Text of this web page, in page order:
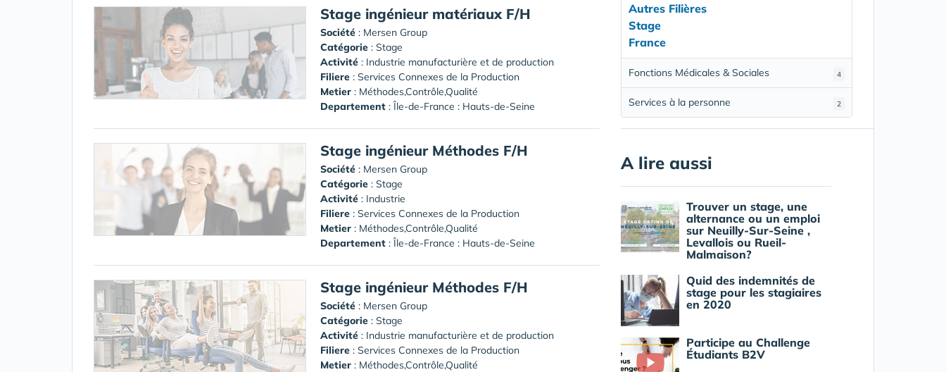
Stage ingénieur matériaux F/H
Société : Mersen Group
Catégorie : Stage
Activité : Industrie manufacturière et de production
Filiere : Services Connexes de la Production
Metier : Méthodes,Contrôle,Qualité
Departement : Île-de-France : Hauts-de-Seine
Stage ingénieur Méthodes F/H
Société : Mersen Group
Catégorie : Stage
Activité : Industrie
Filiere : Services Connexes de la Production
Metier : Méthodes,Contrôle,Qualité
Departement : Île-de-France : Hauts-de-Seine
Stage ingénieur Méthodes F/H
Société : Mersen Group
Catégorie : Stage
Activité : Industrie manufacturière et de production
Filiere : Services Connexes de la Production
Metier : Méthodes,Contrôle,Qualité
Autres Filières
Stage
France
4
Fonctions Médicales & Sociales
2
Services à la personne
A lire aussi
Trouver un stage, une
alternance ou un emploi
sur Neuilly-Sur-Seine ,
Levallois ou Rueil-
Malmaison?
Quid des indemnités de
stage pour les stagiaires
en 2020
Participe au Challenge
Étudiants B2V